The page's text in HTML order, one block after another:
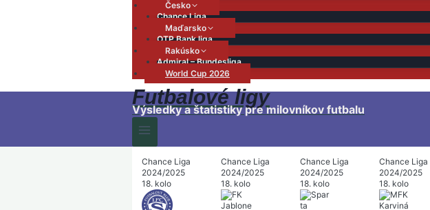
Česko
Chance Liga
Maďarsko
OTP Bank liga
Rakúsko
Admiral – Bundesliga
World Cup 2026
Futbalové ligy
Výsledky a štatistiky pre milovníkov futbalu
Chance Liga
2024/2025
18. kolo
Chance Liga
2024/2025
18. kolo
Chance Liga
2024/2025
18. kolo
Chance Liga
2024/2025
18. kolo